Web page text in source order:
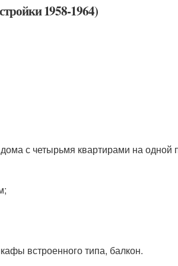
1958-1964)
с четырьмя квартирами на одной
встроенного типа, балкон.